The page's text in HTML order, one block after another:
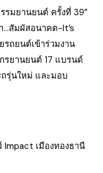
มยานยนต์ ครั้งที่ 39”
…สัมผัสอนาคต-It’s
รถยนต์เข้าร่วมงาน
รยานยนต์ 17 แบรนด์
รุ่นใหม่ และมอบ
Impact เมืองทองธานี